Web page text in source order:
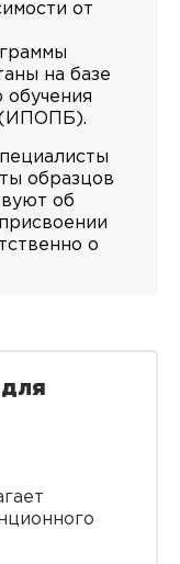
от
на базе
обучения
(ИПОПБ).
образцов
об
о